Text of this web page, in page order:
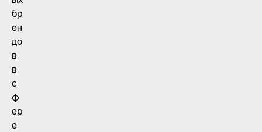
бр
ен
до
в
в
с
ф
ер
е